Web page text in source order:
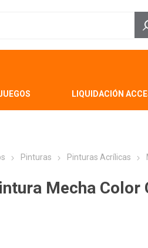
LIQUIDACIÓN
Pinturas Pinturas Acrílicas
Mecha Color